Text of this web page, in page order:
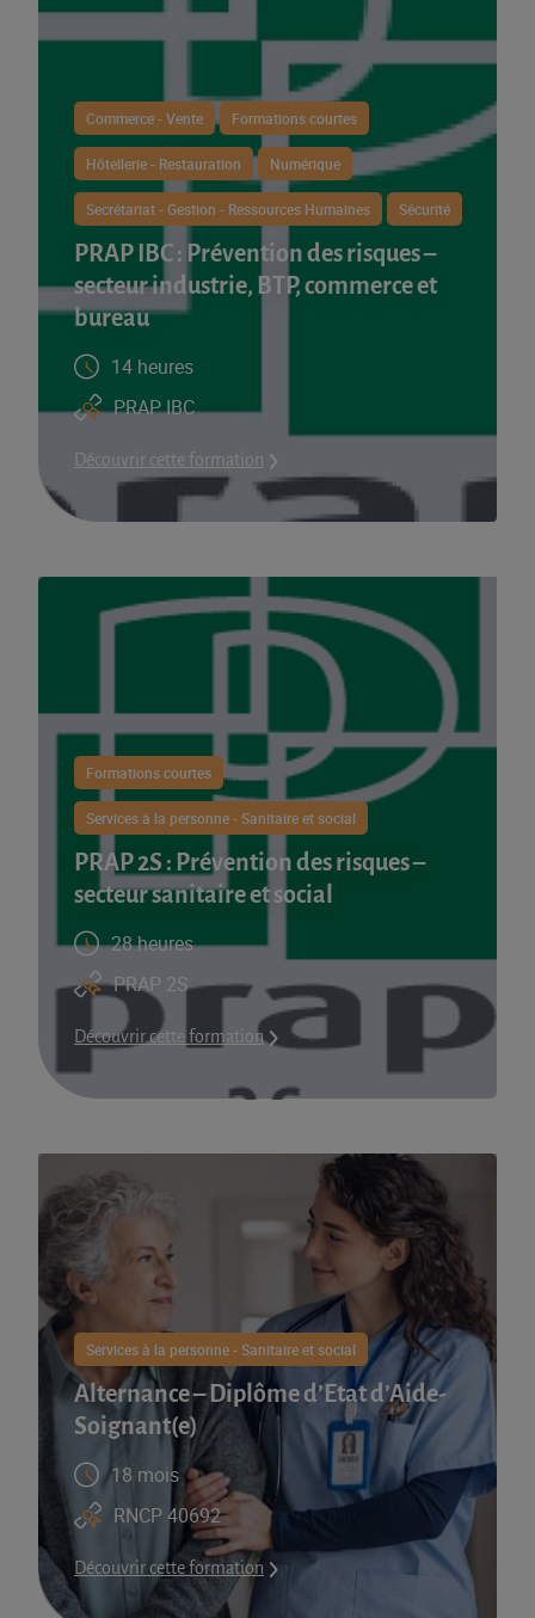
Commerce - Vente Formations courtes
Hôtellerie - Restauration Numérique
Secrétariat - Gestion - Ressources Humaines Sécurité
PRAP IBC : Prévention des risques –
secteur industrie, BTP, commerce et
bureau
14 heures
PRAP IBC
Découvrir cette formation
Formations courtes
Services à la personne - Sanitaire et social
PRAP 2S​ : Prévention des risques –
secteur sanitaire et social
28 heures
PRAP 2S
Découvrir cette formation
Services à la personne - Sanitaire et social
Alternance – Diplôme d’Etat d’Aide-
Soignant(e)
18 mois
RNCP 40692
Découvrir cette formation